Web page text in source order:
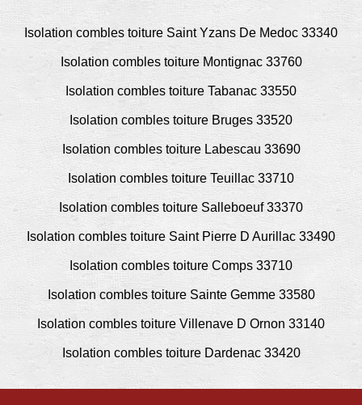
Isolation combles toiture Saint Yzans De Medoc 33340
Isolation combles toiture Montignac 33760
Isolation combles toiture Tabanac 33550
Isolation combles toiture Bruges 33520
Isolation combles toiture Labescau 33690
Isolation combles toiture Teuillac 33710
Isolation combles toiture Salleboeuf 33370
Isolation combles toiture Saint Pierre D Aurillac 33490
Isolation combles toiture Comps 33710
Isolation combles toiture Sainte Gemme 33580
Isolation combles toiture Villenave D Ornon 33140
Isolation combles toiture Dardenac 33420